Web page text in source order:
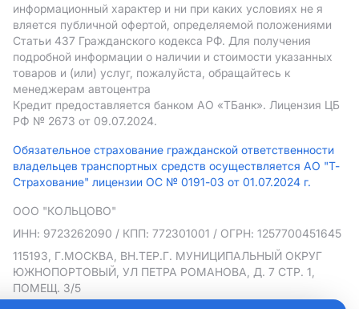
информационный характер и ни при каких условиях не я
вляется публичной офертой, определяемой положениями
Статьи 437 Гражданского кодекса РФ. Для получения
подробной информации о наличии и стоимости указанных
товаров и (или) услуг, пожалуйста, обращайтесь к
менеджерам автоцентра
Кредит предоставляется банком АO «ТБанк». Лицензия ЦБ
РФ № 2673 от 09.07.2024.
Обязательное страхование гражданской ответственности
владельцев транспортных средств осуществляется АО "Т-
Страхование" лицензии ОС № 0191-03 от 01.07.2024 г.
ООО "КОЛЬЦОВО"
ИНН: 9723262090 / КПП: 772301001 / ОГРН: 1257700451645
115193, Г.МОСКВА, ВН.ТЕР.Г. МУНИЦИПАЛЬНЫЙ ОКРУГ
ЮЖНОПОРТОВЫЙ, УЛ ПЕТРА РОМАНОВА, Д. 7 СТР. 1,
ПОМЕЩ. 3/5